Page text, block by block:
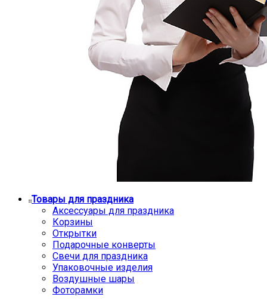
Товары для праздника
Аксессуары для праздника
Корзины
Открытки
Подарочные конверты
Свечи для праздника
Упаковочные изделия
Воздушные шары
Фоторамки